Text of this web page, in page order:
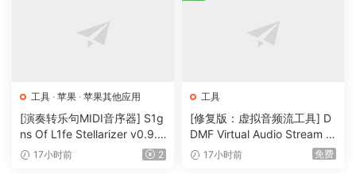
工具 · 苹果 · 苹果其他应用
[演奏转乐句MIDI音序器] S1g
ns Of L1fe Stellarizer v0.9.1
BETA-ARCADiA [WiN, MacO
17小时前 2
工具
[修复版：虚拟音频流工具] D
DMF Virtual Audio Stream v
2.0.2 x32 x64 Rev5-itUsed
17小时前 免费